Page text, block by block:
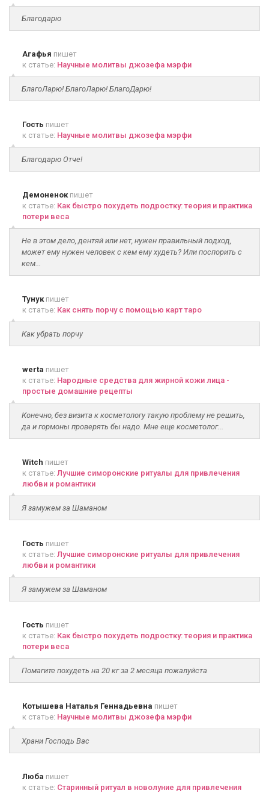
Благодарю
Агафья пишет
к статье: Научные молитвы джозефа мэрфи
БлагоЛарю! БлагоЛарю! БлагоДарю!
Гость пишет
к статье: Научные молитвы джозефа мэрфи
Благодарю Отче!
Демоненокпишет
к статье: Как быстро похудеть подростку: теория и практика
потери веса
Не в этом дело, дентяй или нет, нужен правильный подход,
может ему нужен человек с кем ему худеть? Или поспорить с
кем...
Тунукпишет
к статье: Как снять порчу с помощью карт таро
Как убрать порчу
werta пишет
к статье: Народные средства для жирной кожи лица -
простые домашние рецепты
Конечно, без визита к косметологу такую проблему не решить,
да и гормоны проверять бы надо. Мне еще косметолог...
Witch пишет
к статье: Лучшие симоронские ритуалы для привлечения
любви и романтики
Я замужем за Шаманом
Гость пишет
к статье: Лучшие симоронские ритуалы для привлечения
любви и романтики
Я замужем за Шаманом
Гость пишет
к статье: Как быстро похудеть подростку: теория и практика
потери веса
Помагите похудеть на 20 кг за 2 месяца пожалуйста
Котышева Наталья Геннадьевна пишет
к статье: Научные молитвы джозефа мэрфи
Храни Господь Вас
Люба пишет
к статье: Старинный ритуал в новолуние для привлечения